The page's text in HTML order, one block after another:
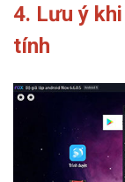
4. Lưu ý
tính